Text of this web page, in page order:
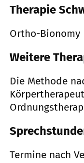
Therapie
Ortho-Bionomy
Weitere
Die Methode
Termine nach